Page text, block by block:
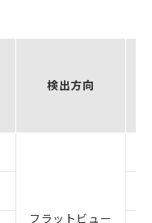
検出方向
フラットビュー